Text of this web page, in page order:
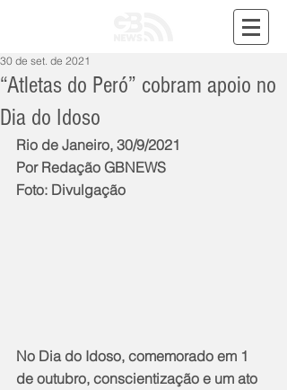
“Atletas do Peró” cobram apoio no
Dia do Idoso
30 de set. de 2021
Rio de Janeiro, 30/9/2021
Por Redação GBNEWS
Foto: Divulgação
No Dia do Idoso, comemorado em 1
de outubro, conscientização e um ato